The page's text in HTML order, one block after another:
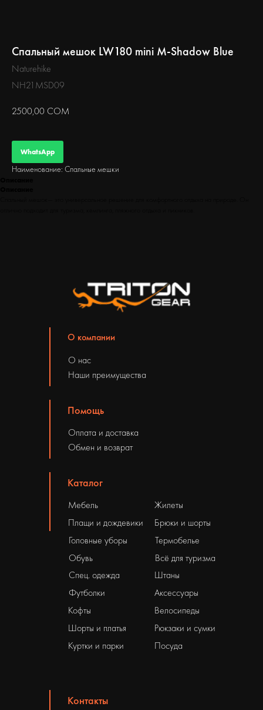
Спальный мешок LW180 mini M-Shadow Blue
Naturehike
NH21MSD09
2500,00 СОМ
WhatsApp
Наименование: Спальные мешки
О компании
О нас
Наши преимущества
Помощь
Оплата и доставка
Обмен и возврат
Контакты
Жилеты
Каталог
Плащи и дождевики
Головные уборы
Обувь
Штаны
Рюкзаки и сумки
Мебель
Брюки и шорты
Термобелье
Всё для туризма
Велосипеды
Аксессуары
Спец. одежда
Футболки
Куртки и парки
Кофты
Шорты и платья
Посуда